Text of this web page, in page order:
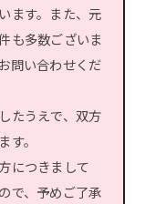
ます。また、元
も多数ございま
問い合わせくだ
たうえで、双方
。
につきまして
で、予めご了承